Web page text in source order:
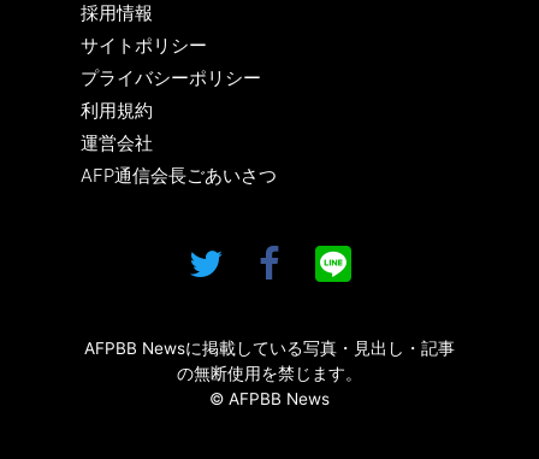
採用情報
サイトポリシー
プライバシーポリシー
利用規約
運営会社
AFP通信会長ごあいさつ
AFPBB Newsに掲載している写真・見出し・記事
の無断使用を禁じます。
© AFPBB News